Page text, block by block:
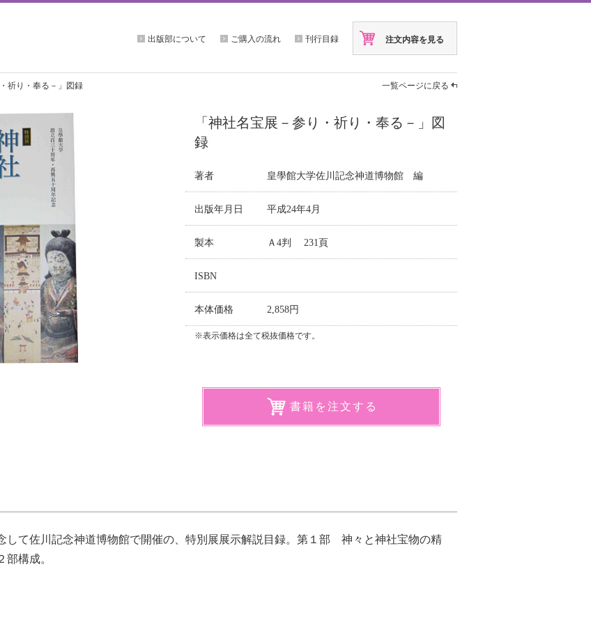
出版部について ご購入の流れ 刊行目録 注文内容を見る
祈り・奉る－」図録 一覧ページに戻る
「神社名宝展－参り・祈り・奉る－」図
録
著者 皇學館大学佐川記念神道博物館 編
出版年月日 平成24年4月
製本 Ａ4判 231頁
ISBN
本体価格 2,858円
※表示価格は全て税抜価格です。
書籍を注文する
して佐川記念神道博物館で開催の、特別展展示解説目録。第１部 神々と神社宝物の精
構成。